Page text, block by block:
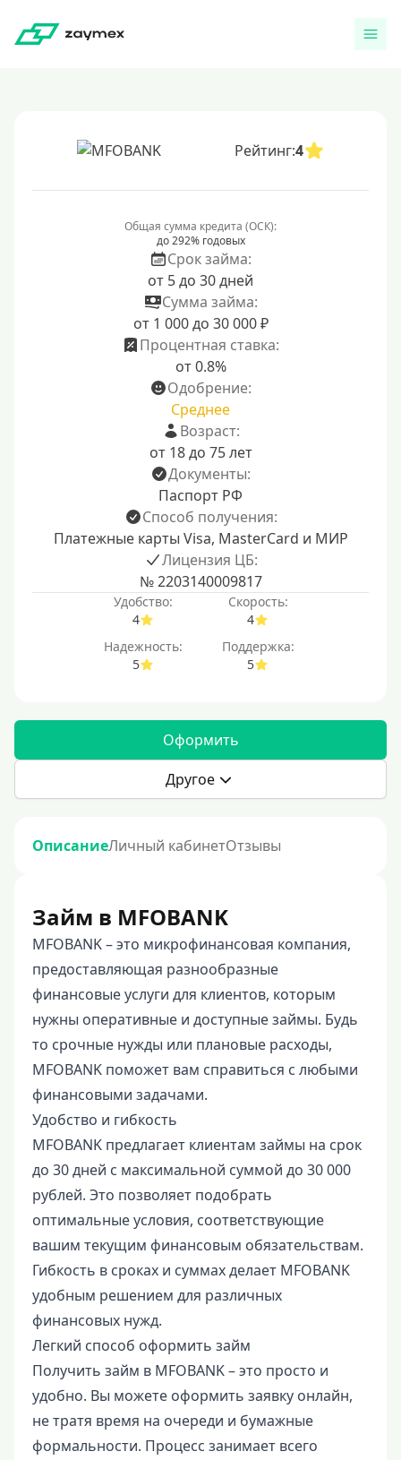
Рейтинг:4
Общая сумма кредита (ОСК):
до 292% годовых
Срок займа:
от 5 до 30 дней
Сумма займа:
от 1 000 до 30 000 ₽
Процентная ставка:
от 0.8%
Одобрение:
Среднее
Возраст:
от 18 до 75 лет
Документы:
Паспорт РФ
Способ получения:
Платежные карты Visa, MasterCard и МИР
Лицензия ЦБ:
№ 2203140009817
Удобство:
4
Скорость:
4
Надежность:
5
Поддержка:
5
Оформить
Другое
ОписаниеЛичный кабинетОтзывы
Займ в MFOBANK
MFOBANK – это микрофинансовая компания,
предоставляющая разнообразные
финансовые услуги для клиентов, которым
нужны оперативные и доступные займы. Будь
то срочные нужды или плановые расходы,
MFOBANK поможет вам справиться с любыми
финансовыми задачами.
Удобство и гибкость
MFOBANK предлагает клиентам займы на срок
до 30 дней с максимальной суммой до 30 000
рублей. Это позволяет подобрать
оптимальные условия, соответствующие
вашим текущим финансовым обязательствам.
Гибкость в сроках и суммах делает MFOBANK
удобным решением для различных
финансовых нужд.
Легкий способ оформить займ
Получить займ в MFOBANK – это просто и
удобно. Вы можете оформить заявку онлайн,
не тратя время на очереди и бумажные
формальности. Процесс занимает всего